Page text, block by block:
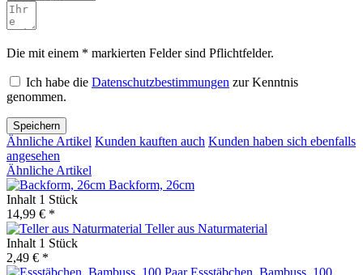
Die mit einem * markierten Felder sind Pflichtfelder.
Ich habe die Datenschutzbestimmungen zur Kenntnis
genommen.
Speichern
Ähnliche Artikel Kunden kauften auch Kunden haben sich ebenfalls
angesehen
Ähnliche Artikel
Backform, 26cm
Inhalt 1 Stück
14,99 € *
Teller aus Naturmaterial
Inhalt 1 Stück
2,49 € *
Essstäbchen, Bambuss, 100